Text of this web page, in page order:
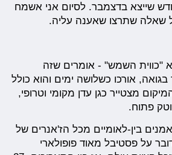
שייצא בדצמבר. לסיום אני אשמח
שאלה שתרצו שאענה עליה.
"כווית השמש" - אומרים שזה
אורכו כשלושה ימים והוא כולל
מצטייר כגן עדן מקומי וטרופי,
פתוח.
בין-לאומיים מכל הז'אנרים של
על פסטיבל מאוד פופולארי